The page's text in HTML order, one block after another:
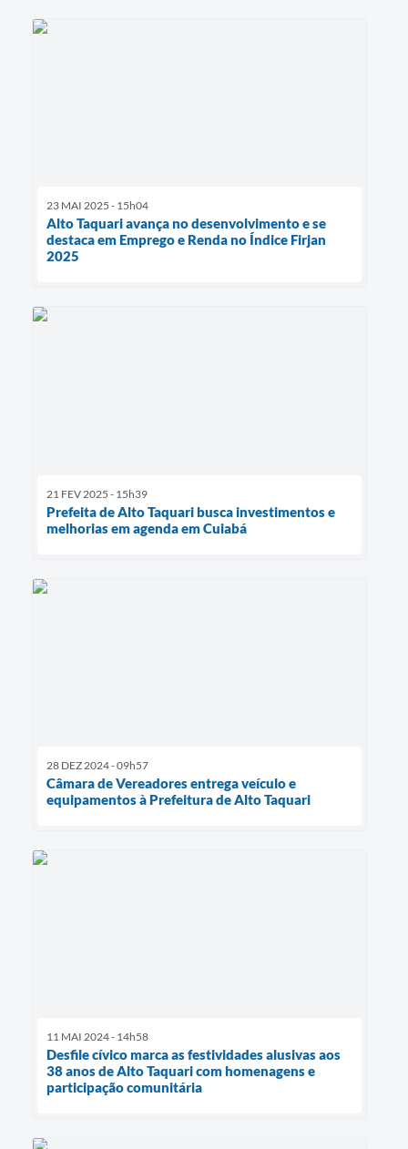
23 MAI 2025 - 15h04
Alto Taquari avança no desenvolvimento e se
destaca em Emprego e Renda no Índice Firjan
2025
21 FEV 2025 - 15h39
Prefeita de Alto Taquari busca investimentos e
melhorias em agenda em Cuiabá
28 DEZ 2024 - 09h57
Câmara de Vereadores entrega veículo e
equipamentos à Prefeitura de Alto Taquari
11 MAI 2024 - 14h58
Desfile cívico marca as festividades alusivas aos
38 anos de Alto Taquari com homenagens e
participação comunitária